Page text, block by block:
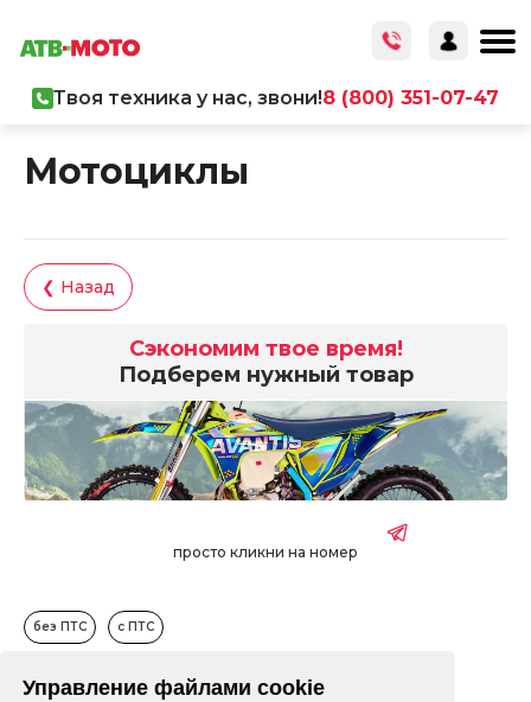
Управление файлами cookie
Твоя техника у нас, звони!8 (800) 351-07-47
Мотоциклы
❮ Назад
Сэкономим твое время!
Подберем нужный товар
просто кликни на номер
без ПТС с ПТС
Только в наличии